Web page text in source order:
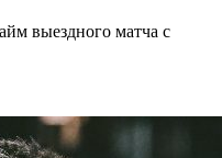
выездного матча с